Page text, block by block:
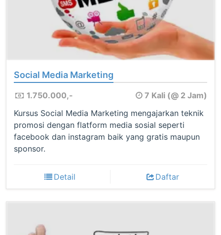
Social Media Marketing
1.750.000,-
7 Kali (@ 2 Jam)
Kursus Social Media Marketing mengajarkan teknik
promosi dengan flatform media sosial seperti
facebook dan instagram baik yang gratis maupun
sponsor.
Detail Daftar